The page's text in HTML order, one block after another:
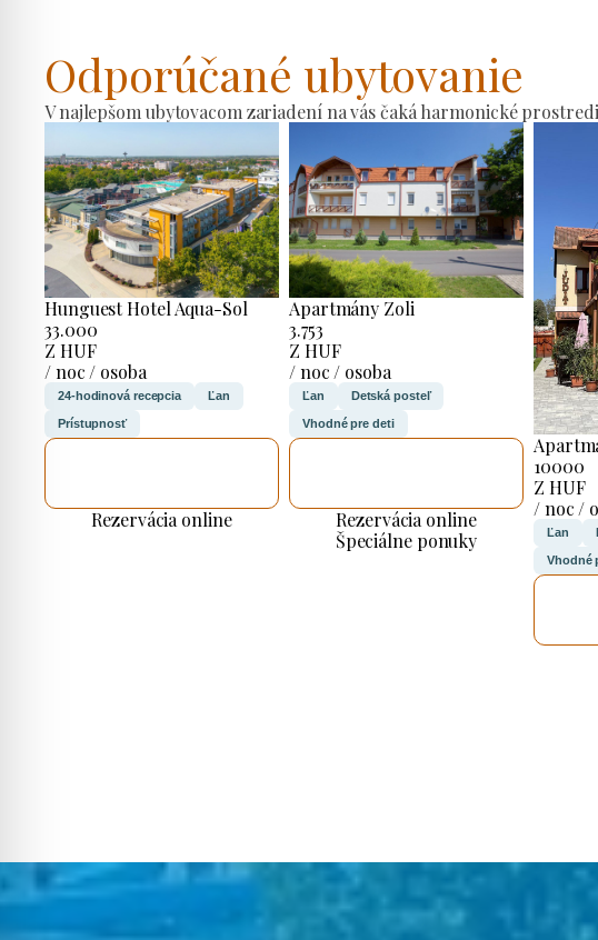
Odporúčané ubytovanie
V najlepšom ubytovacom zariadení na vás čaká harmonické
Hunguest Hotel Aqua-Sol
33.000
Z HUF
/ noc / osoba
24-hodinová recepcia Ľan
Prístupnosť
Rezervácia online
Apartmány Zoli
3.753
Z HUF
/ noc / osoba
Ľan Detská posteľ
Vhodné pre deti
Rezervácia online
Špeciálne ponuky
10000
Z HUF
/ noc /
Ľan
Vhodné